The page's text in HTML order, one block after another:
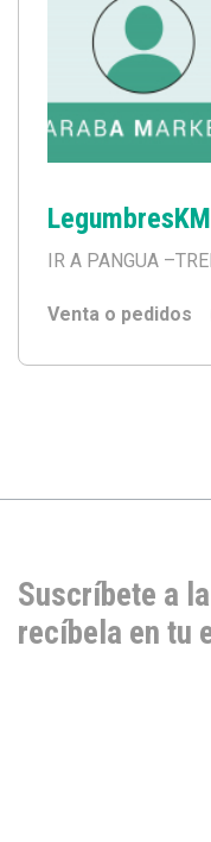
IR A PANGUA
Venta o pedidos
Suscríbete a
recíbela en tu